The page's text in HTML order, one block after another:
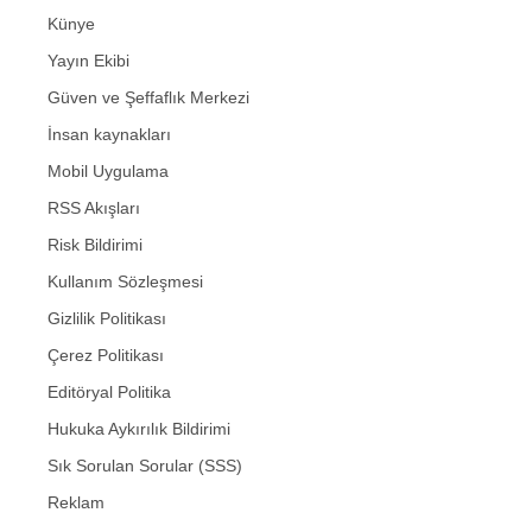
Künye
Yayın Ekibi
Güven ve Şeffaflık Merkezi
İnsan kaynakları
Mobil Uygulama
RSS Akışları
Risk Bildirimi
Kullanım Sözleşmesi
Gizlilik Politikası
Çerez Politikası
Editöryal Politika
Hukuka Aykırılık Bildirimi
Sık Sorulan Sorular (SSS)
Reklam